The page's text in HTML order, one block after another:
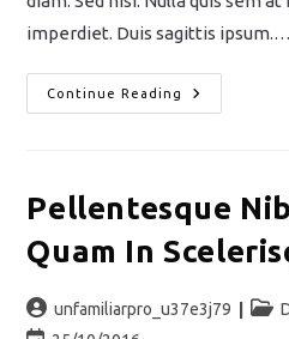
imperdiet. Duis sagittis ipsum.…
Continue Reading
Pellentesque
Quam In
unfamiliarpro_u37e3j79